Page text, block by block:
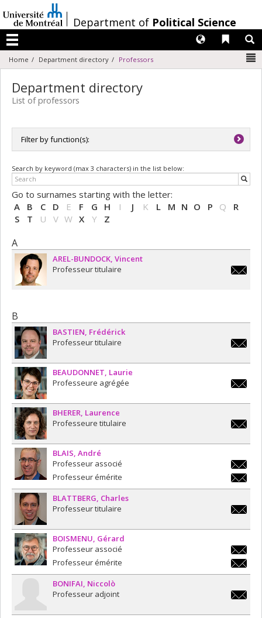
au
contenu
/Department of Political Science
Menu
Liens
Langues
Home Department directory Professors
Department directory
List of professors
Filter by function(s):
Chargée de cours / Chargé de cours
Chercheuse / Chercheur
Directrice de département / Directeur de département
Professeure adjointe / Professeur adjoint
Professeure agrégée / Professeur agrégé
Professeure honoraire / Professeur honoraire
Professeure invitée / Professeur invité
Professeure titulaire / Professeur titulaire
Professeure émérite / Professeur émérite
Search by keyword (max 3 characters) in the list below:
Go to surnames starting with the letter:
A
B C D E F G H I J K L M N O P Q
R
S
T U V W X Y Z
A
AREL-BUNDOCK Vincent
Professeur titulaire
B
BASTIEN Frédérick
Professeur titulaire
BEAUDONNET Laurie
Professeure agrégée
BHERER Laurence
Professeure titulaire
BLAIS André
Professeur associé
Professeur émérite
BLATTBERG Charles
Professeur titulaire
BOISMENU Gérard
Professeur associé
Professeur émérite
BONIFAI Niccolò
Professeur adjoint